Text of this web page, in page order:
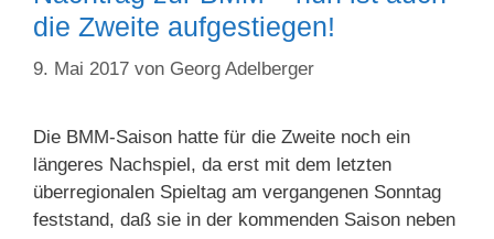
die Zweite aufgestiegen!
9. Mai 2017 von Georg Adelberger
Die BMM-Saison hatte für die Zweite noch ein
längeres Nachspiel, da erst mit dem letzten
überregionalen Spieltag am vergangenen Sonntag
feststand, daß sie in der kommenden Saison neben